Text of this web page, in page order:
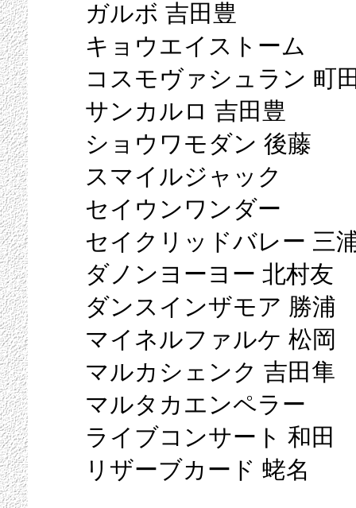
ガルボ 吉田豊
キョウエイストーム
コスモヴァシュラン 町
サンカルロ 吉田豊
ショウワモダン 後藤
スマイルジャック
セイウンワンダー
セイクリッドバレー 三
ダノンヨーヨー 北村友
ダンスインザモア 勝浦
マイネルファルケ 松岡
マルカシェンク 吉田隼
マルタカエンペラー
ライブコンサート 和田
リザーブカード 蛯名